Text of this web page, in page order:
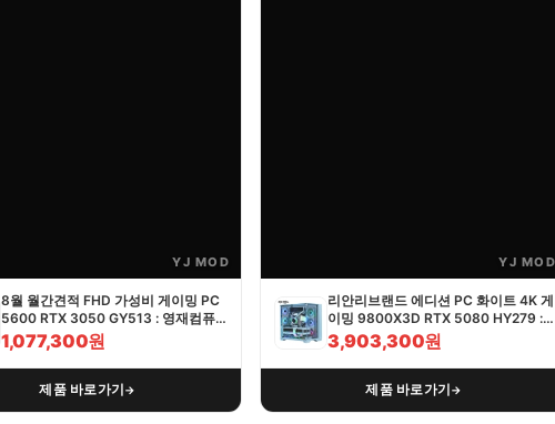
YJ MOD
8월 월간견적 FHD 가성비 게이밍 PC
5600 RTX 3050 GY513 : 영재컴퓨
터
1,077,300원
제품 바로가기→
YJ MOD
리안리브랜드 에디션 PC 화이트 4K 게
이밍 9800X3D RTX 5080 HY279 :
영재컴퓨터
3,903,300원
제품 바로가기→